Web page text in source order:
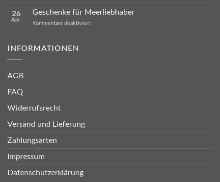
Spruch
26
Apr.
Geschenke für Meerliebhaber
Kommentare deaktiviertfür
INFORMATIONEN
AGB
FAQ
Widerrufsrecht
Versand und Lieferung
Zahlungsarten
Impressum
Datenschutzerklärung